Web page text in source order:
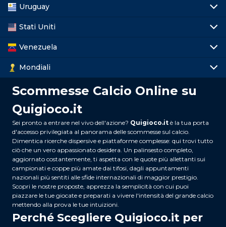
Uruguay
Stati Uniti
Venezuela
Mondiali
Scommesse Calcio Online su
Quigioco.it
Sei pronto a entrare nel vivo dell'azione? Quigioco.it è la tua porta
d'accesso privilegiata al panorama delle scommesse sul calcio.
Dimentica ricerche dispersive e piattaforme complesse: qui trovi tutto
ciò che un vero appassionato desidera. Un palinsesto completo,
aggiornato costantemente, ti aspetta con le quote più allettanti sui
campionati e coppe più amate dai tifosi, dagli appuntamenti
nazionali più sentiti alle sfide internazionali di maggior prestigio.
Scopri le nostre proposte, apprezza la semplicità con cui puoi
piazzare le tue giocate e preparati a vivere l'intensità del grande calcio
mettendo alla prova le tue intuizioni.
Perché Scegliere Quigioco.it per